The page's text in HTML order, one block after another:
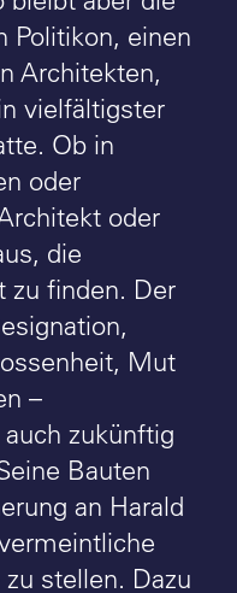
Politikon, einen
Architekten,
vielfältigster
Ob in
oder
oder
die
zu finden. Der
Mut
–
zukünftig
Bauten
an Harald
stellen. Dazu